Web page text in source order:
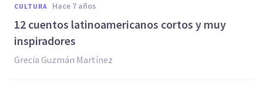
CULTURA hace 7 años
12 cuentos latinoamericanos cortos y muy
inspiradores
Grecia Guzmán Martínez